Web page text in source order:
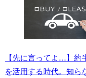
【先に言ってよ…】約
を活用する時代。知ら